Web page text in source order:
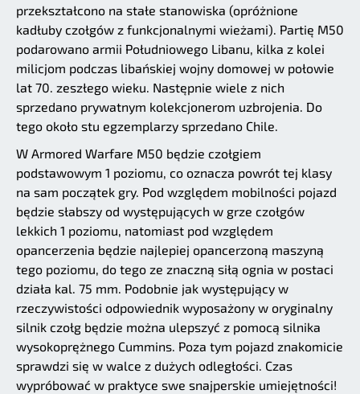
przekształcono na stałe stanowiska (opróżnione
kadłuby czołgów z funkcjonalnymi wieżami). Partię M50
podarowano armii Południowego Libanu, kilka z kolei
milicjom podczas libańskiej wojny domowej w połowie
lat 70. zeszłego wieku. Następnie wiele z nich
sprzedano prywatnym kolekcjonerom uzbrojenia. Do
tego około stu egzemplarzy sprzedano Chile.
W Armored Warfare M50 będzie czołgiem
podstawowym 1 poziomu, co oznacza powrót tej klasy
na sam początek gry. Pod względem mobilności pojazd
będzie słabszy od występujących w grze czołgów
lekkich 1 poziomu, natomiast pod względem
opancerzenia będzie najlepiej opancerzoną maszyną
tego poziomu, do tego ze znaczną siłą ognia w postaci
działa kal. 75 mm. Podobnie jak występujący w
rzeczywistości odpowiednik wyposażony w oryginalny
silnik czołg będzie można ulepszyć z pomocą silnika
wysokoprężnego Cummins. Poza tym pojazd znakomicie
sprawdzi się w walce z dużych odległości. Czas
wypróbować w praktyce swe snajperskie umiejętności!